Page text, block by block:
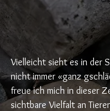
Vielleicht sieht es in der
nicht immer «ganz
freue ich mich in dieser
sichtbare Vielfalt an